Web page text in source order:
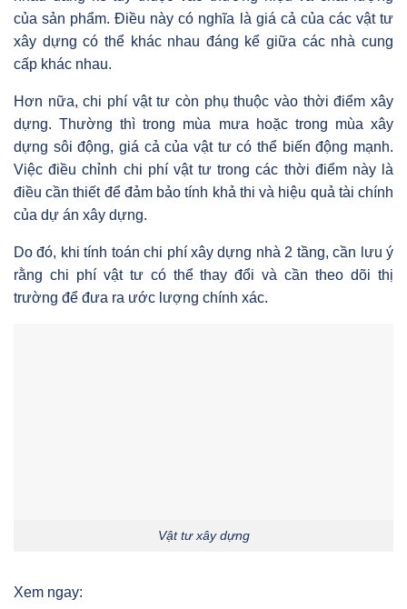
của sản phẩm. Điều này có nghĩa là giá cả của các vật tư
xây dựng có thể khác nhau đáng kể giữa các nhà cung
cấp khác nhau.
Hơn nữa, chi phí vật tư còn phụ thuộc vào thời điểm xây
dựng. Thường thì trong mùa mưa hoặc trong mùa xây
dựng sôi động, giá cả của vật tư có thể biến động mạnh.
Việc điều chỉnh chi phí vật tư trong các thời điểm này là
điều cần thiết để đảm bảo tính khả thi và hiệu quả tài chính
của dự án xây dựng.
Do đó, khi tính toán chi phí xây dựng nhà 2 tầng, cần lưu ý
rằng chi phí vật tư có thể thay đổi và cần theo dõi thị
trường để đưa ra ước lượng chính xác.
Vật tư xây dựng
Xem ngay: